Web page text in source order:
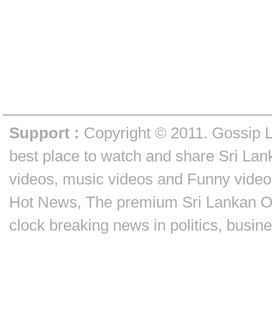
Support : Copyright © 2011. Gossip
best place to watch and share Sri
videos, music videos and Funny
Hot News, The premium Sri Lankan
clock breaking news in politics,